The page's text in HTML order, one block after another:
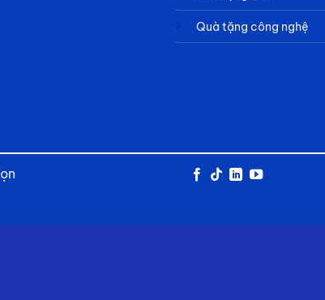
Quà tặng công nghệ